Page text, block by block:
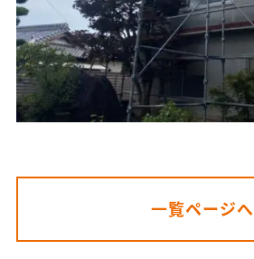
一覧ページへ